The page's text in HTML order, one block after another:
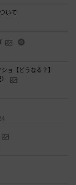
いて
ョ【どうなる？】